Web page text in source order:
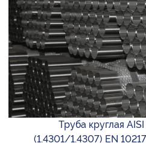
Труба круглая
(1.4301/1.4307) EN